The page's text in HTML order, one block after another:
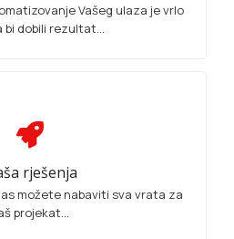
Vašeg ulaza je vrlo
bi dobili rezultat...
rješenja
možete nabaviti sva vrata za
projekat...